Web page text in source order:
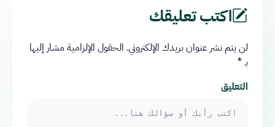
اكتب تعليقك
لن يتم نشر عنوان بريدك الإلكتروني. الحقول الإلزامية مشار إليها
بـ*
التعليق